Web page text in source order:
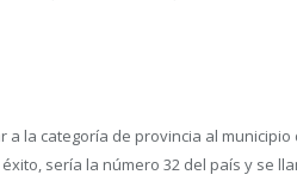
la categoría de provincia al municipio
sería la número 32 del país y se